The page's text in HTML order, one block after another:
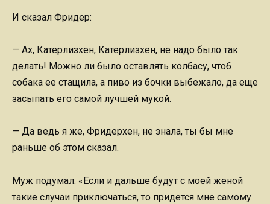
И сказал Фридер:
— Ах, Катерлизхен, Катерлизхен, не надо было так
делать! Можно ли было оставлять колбасу, чтоб
собака ее стащила, а пиво из бочки выбежало, да еще
засыпать его самой лучшей мукой.
— Да ведь я же, Фридерхен, не знала, ты бы мне
раньше об этом сказал.
Муж подумал: «Если и дальше будут с моей женой
такие случаи приключаться, то придется мне самому